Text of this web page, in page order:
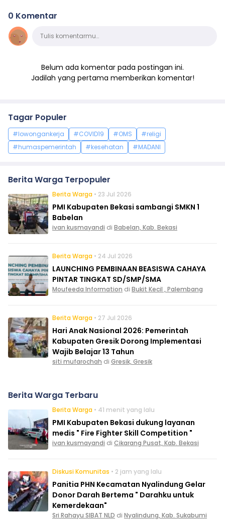
0 Komentar
KomentarTulis komentarmu…
Belum ada komentar pada postingan ini.
Jadilah yang pertama memberikan komentar!
Tagar Populer
#lowongankerja #COVID19 #OMS
#religi
#humaspemerintah
#kesehatan #MADANI
Berita Warga Terpopuler
Berita Warga • 23 Jul 2026
PMI Kabupaten Bekasi sambangi SMKN 1
Babelan
ivan kusmayandi di Babelan, Kab. Bekasi
Berita Warga • 24 Jul 2026
LAUNCHING PEMBINAAN BEASISWA CAHAYA
PINTAR TINGKAT SD/SMP/SMA
Moufeeda Information di Bukit Kecil , Palembang
Berita Warga • 27 Jul 2026
Hari Anak Nasional 2026: Pemerintah
Kabupaten Gresik Dorong Implementasi
Wajib Belajar 13 Tahun
siti mufarochah di Gresik, Gresik
Berita Warga Terbaru
Berita Warga • 41 menit yang lalu
PMI Kabupaten Bekasi dukung layanan
medis " Fire Fighter Skill Competition "
ivan kusmayandi di Cikarang Pusat, Kab. Bekasi
Diskusi Komunitas • 2 jam yang lalu
Panitia PHN Kecamatan Nyalindung Gelar
Donor Darah Bertema " Darahku untuk
Kemerdekaan"
Sri Rahayu SIBAT NLD di Nyalindung, Kab. Sukabumi